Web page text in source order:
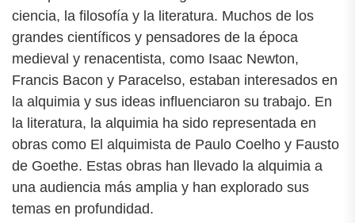
ciencia, la filosofía y la literatura. Muchos de los
grandes científicos y pensadores de la época
medieval y renacentista, como Isaac Newton,
Francis Bacon y Paracelso, estaban interesados en
la alquimia y sus ideas influenciaron su trabajo. En
la literatura, la alquimia ha sido representada en
obras como El alquimista de Paulo Coelho y Fausto
de Goethe. Estas obras han llevado la alquimia a
una audiencia más amplia y han explorado sus
temas en profundidad.